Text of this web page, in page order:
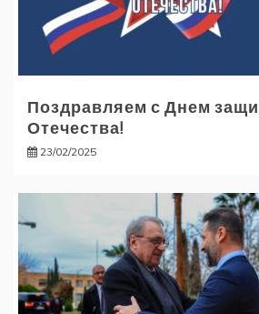
Поздравляем с Днем
Отечества!
23/02/2025